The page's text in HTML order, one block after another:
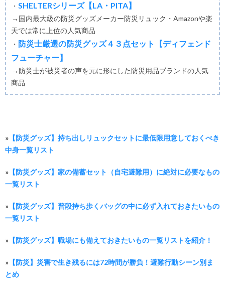
・ SHELTERシリーズ【LA・PITA】
→国内最大級の防災グッズメーカー防災リュック・Amazonや楽
天では常に上位の人気商品
・ 防災士厳選の防災グッズ４３点セット【ディフェンド
フューチャー】
→防災士が被災者の声を元に形にした防災用品ブランドの人気
商品
» 【防災グッズ】持ち出しリュックセットに最低限用意しておくべき
中身一覧リスト
» 【防災グッズ】家の備蓄セット（自宅避難用）に絶対に必要なもの
一覧リスト
» 【防災グッズ】普段持ち歩くバッグの中に必ず入れておきたいもの
一覧リスト
» 【防災グッズ】職場にも備えておきたいもの一覧リストを紹介！
» 【防災】災害で生き残るには72時間が勝負！避難行動シーン別ま
とめ